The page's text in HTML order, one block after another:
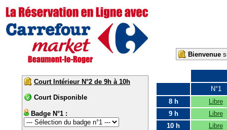
Bienvenue
Court Intérieur N°2 de 9h à 10h
Court Disponible
Badge N°1 :
N°1
8 h
Libre
9 h
Libre
10 h
Libre